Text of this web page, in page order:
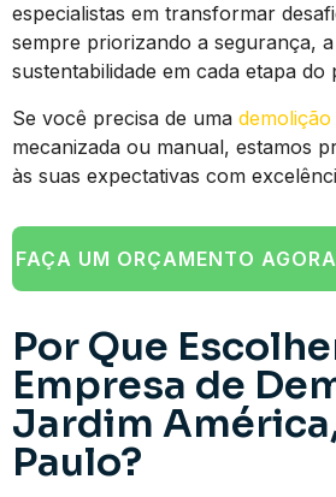
especialistas em transformar
sempre priorizando a segurança, a
sustentabilidade em cada etapa do
Se você precisa de uma
mecanizada ou manual, estamos
às suas expectativas com
FAÇA UM ORÇAMENTO
Por Que
Empresa de
Jardim
Paulo?